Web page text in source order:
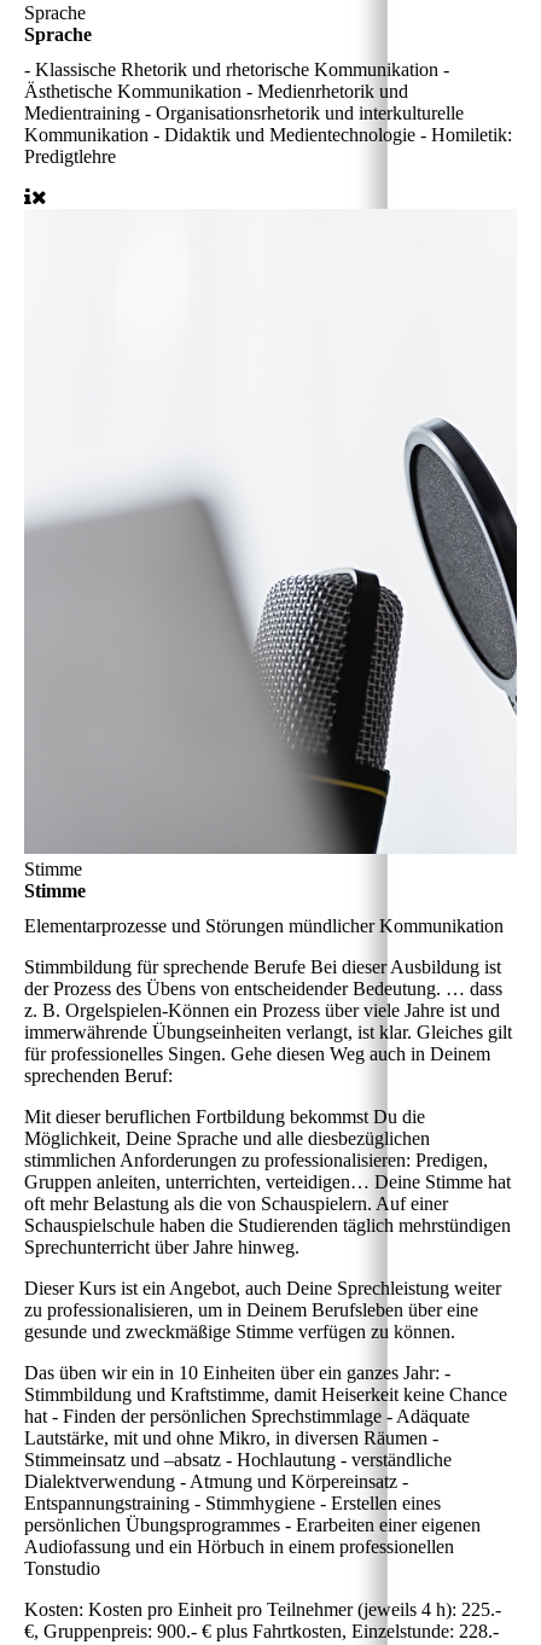
Sprache
Sprache
- Klassische Rhetorik und rhetorische Kommunikation -
Ästhetische Kommunikation - Medienrhetorik und
Medientraining - Organisationsrhetorik und interkulturelle
Kommunikation - Didaktik und Medientechnologie - Homiletik:
Predigtlehre
Stimme
Stimme
Elementarprozesse und Störungen mündlicher Kommunikation
Stimmbildung für sprechende Berufe Bei dieser Ausbildung ist
der Prozess des Übens von entscheidender Bedeutung. … dass
z. B. Orgelspielen-Können ein Prozess über viele Jahre ist und
immerwährende Übungseinheiten verlangt, ist klar. Gleiches gilt
für professionelles Singen. Gehe diesen Weg auch in Deinem
sprechenden Beruf:
Mit dieser beruflichen Fortbildung bekommst Du die
Möglichkeit, Deine Sprache und alle diesbezüglichen
stimmlichen Anforderungen zu professionalisieren: Predigen,
Gruppen anleiten, unterrichten, verteidigen… Deine Stimme hat
oft mehr Belastung als die von Schauspielern. Auf einer
Schauspielschule haben die Studierenden täglich mehrstündigen
Sprechunterricht über Jahre hinweg.
Dieser Kurs ist ein Angebot, auch Deine Sprechleistung weiter
zu professionalisieren, um in Deinem Berufsleben über eine
gesunde und zweckmäßige Stimme verfügen zu können.
Das üben wir ein in 10 Einheiten über ein ganzes Jahr: -
Stimmbildung und Kraftstimme, damit Heiserkeit keine Chance
hat - Finden der persönlichen Sprechstimmlage - Adäquate
Lautstärke, mit und ohne Mikro, in diversen Räumen -
Stimmeinsatz und –absatz - Hochlautung - verständliche
Dialektverwendung - Atmung und Körpereinsatz -
Entspannungstraining - Stimmhygiene - Erstellen eines
persönlichen Übungsprogrammes - Erarbeiten einer eigenen
Audiofassung und ein Hörbuch in einem professionellen
Tonstudio
Kosten: Kosten pro Einheit pro Teilnehmer (jeweils 4 h): 225.-
€, Gruppenpreis: 900.- € plus Fahrtkosten, Einzelstunde: 228.-